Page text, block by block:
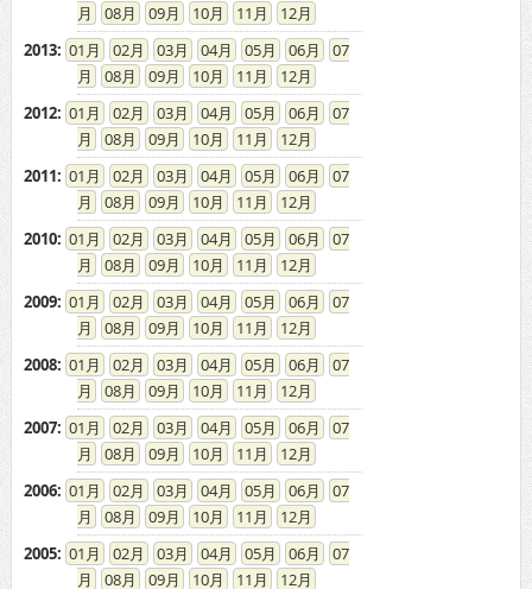
08
09 10 11
12
2013: 01 02 03 04 05 06
07
08
09 10 11
12
2012: 01 02 03 04 05 06
07
08
09 10 11
12
2011: 01 02 03 04 05 06
07
08
09 10 11
12
2010: 01 02 03 04 05 06
07
08
09 10 11
12
2009: 01 02 03 04 05 06
07
08
09 10 11
12
2008: 01 02 03 04 05 06
07
08
09 10 11
12
2007: 01 02 03 04 05 06
07
08
09 10 11
12
2006: 01 02 03 04 05 06
07
08
09 10 11
12
2005: 01 02 03 04 05 06
07
08
09 10 11
12